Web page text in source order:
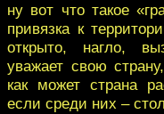
ну вот что такое
привязка к
открыто, нагло,
уважает свою
как может страна
если среди них –